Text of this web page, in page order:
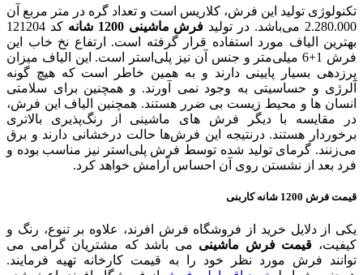
تکنولوژی تولید این فرش، کلاریس است و تعداد گره در متر مربع آن
2.280.000 می‌باشد. در تولید
فرش ماشینی 1200 شانه
کد 121204
بهترین الیاف مورد استفاده قرار گرفته است. ارتفاع نخ خاب این
فرش 1+6 میلی‌متر و جنس آن نیز پلی‌استر است. این الیاف میزان
پرزدهی بسیار پایینی دارند و به همین خاطر است که هیچ گونه
آلرژی و حساسیتی به وجود نمی آورند. و همچنین برای سلامتی
انسان ها و محیط زیست بی ضرر هستند. همچنین الیاف این فرش،
در مقایسه با دیگر فرش های ماشینی از رنگ‌پذیری بالاتری
برخوردار هستند. درنتیجه این فرش‌ها حالت درخشانی دارند و برق
می‌زنند. گرمای تولید شده توسط فرش پلی‌استر نیز مناسب بوده و
فرد بعد از نشستن روی آن احساس آرامش خواهد کرد.
قیمت فرش 1200 شانه کاربنی
یکی از دلایل خرید از فروشگاه فرش افرند، علاوه بر تنوع، رنگ و
کیفیت، قیمت فرش ماشینی می باشد که مشتریان گرامی می
توانند فرش مورد نظر خود را به قیمت کارخانه تهیه فرمایند.